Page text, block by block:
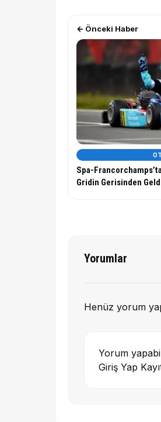
← Önceki Haber
Spa-
Gridin Gerisinden
Yorumlar
Henüz yorum
Yorum
Giriş Yap